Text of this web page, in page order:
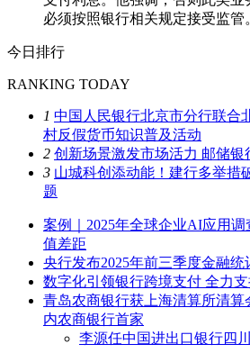
必须按照银行相关规定接受监管
今日排行
RANKING TODAY
1 中国人民银行北京市分行联合
村反假货币知识普及活动
2 创新场景激发市场活力 邮储银
3 山城科创添动能！建行多举措
题
案例｜2025年全球企业AI应用
值差距
央行发布2025年前三季度金融统
数字化引领银行跨境支付 全力
青岛农商银行获上海清算所清算
内农商银行首家
李源任中国进出口银行四